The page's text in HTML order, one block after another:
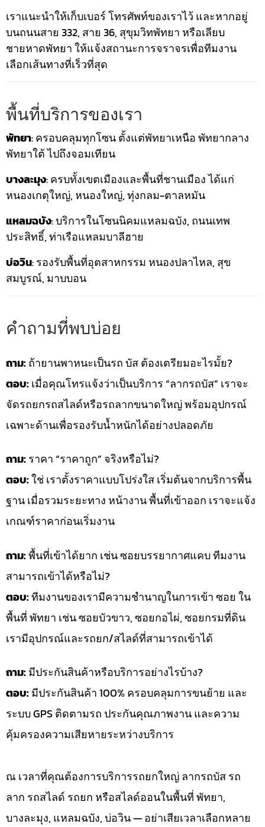
เราแนะนำให้เก็บเบอร์ โทรศัพท์ของเราไว้ และหากอยู่
บนถนนสาย 332, สาย 36, สุขุมวิทพัทยา หรือเลียบ
ชายหาดพัทยา ให้แจ้งสถานะการจราจรเพื่อทีมงาน
เลือกเส้นทางที่เร็วที่สุด
พื้นที่บริการของเรา
พัทยา: ครอบคลุมทุกโซน ตั้งแต่พัทยาเหนือ พัทยากลาง
พัทยาใต้ ไปถึงจอมเทียน
บางละมุง: ครบทั้งเขตเมืองและพื้นที่ชานเมือง ได้แก่
หนองเกตุใหญ่, หนองใหญ่, ทุ่งกลม-ตาลหมัน
แหลมฉบัง: บริการในโซนนิคมแหลมฉบัง, ถนนเทพ
ประสิทธิ์, ท่าเรือแหลมบาลีฮาย
บ่อวิน: รองรับพื้นที่อุตสาหกรรม หนองปลาไหล, สุข
สมบูรณ์, มาบบอน
คำถามที่พบบ่อย
ถาม:ถ้ายานพาหนะเป็นรถ บัส ต้องเตรียมอะไรมั้ย?
ตอบ:เมื่อคุณโทรแจ้งว่าเป็นบริการ “ลากรถบัส” เราจะ
จัดรถยกรถสไลด์หรือรถลากขนาดใหญ่ พร้อมอุปกรณ์
เฉพาะด้านเพื่อรองรับน้ำหนักได้อย่างปลอดภัย
ถาม:ราคา “ราคาถูก” จริงหรือไม่?
ตอบ:ใช่ เราตั้งราคาแบบโปร่งใส เริ่มต้นจากบริการพื้น
ฐาน เมื่อรวมระยะทาง หน้างาน พื้นที่เข้าออก เราจะแจ้ง
เกณฑ์ราคาก่อนเริ่มงาน
ถาม:พื้นที่เข้าได้ยาก เช่น ซอยบรรยากาศแคบ ทีมงาน
สามารถเข้าได้หรือไม่?
ตอบ:ทีมงานของเรามีความชำนาญในการเข้า ซอย ใน
พื้นที่ พัทยา เช่น ซอยบัวขาว, ซอยกอไผ่, ซอยกรมที่ดิน
เรามีอุปกรณ์และรถยก/สไลด์ที่สามารถเข้าได้
ถาม:มีประกันสินค้าหรือบริการอย่างไรบ้าง?
ตอบ:มีประกันสินค้า 100% ครอบคลุมการขนย้าย และ
ระบบ GPS ติดตามรถ ประกันคุณภาพงาน และความ
คุ้มครองความเสียหายระหว่างบริการ
ณ เวลาที่คุณต้องการบริการรถยกใหญ่ ลากรถบัส รถ
ลาก รถสไลด์ รถยก หรือสไลด์ออนในพื้นที่ พัทยา,
บางละมุง, แหลมฉบัง, บ่อวิน — อย่าเสียเวลาเลือกหลาย